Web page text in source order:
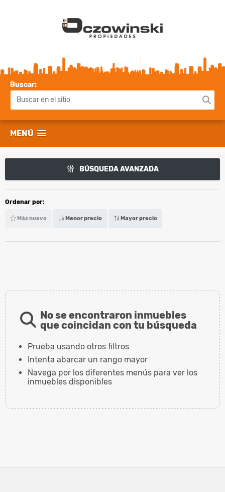
Buscar:
MENÚ
BÚSQUEDA AVANZADA
Ordenar por:
Más nuevo Menor precio Mayor precio
No se encontraron inmuebles
que coincidan con tu búsqueda
Prueba usando otros filtros
Intenta abarcar un rango mayor
Navega por los diferentes menús para ver los
inmuebles disponibles